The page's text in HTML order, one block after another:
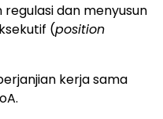
dan menyusun
(position
kerja sama